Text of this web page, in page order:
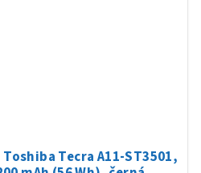
Tecra A11-ST3501,